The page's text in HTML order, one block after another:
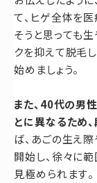
て、ヒゲ全体を
そうと思っても
クを抑えて脱毛
始めましょう。
また、40代の男
とに異なるため
ば、あごの生え
開始し、徐々に
見極められます。